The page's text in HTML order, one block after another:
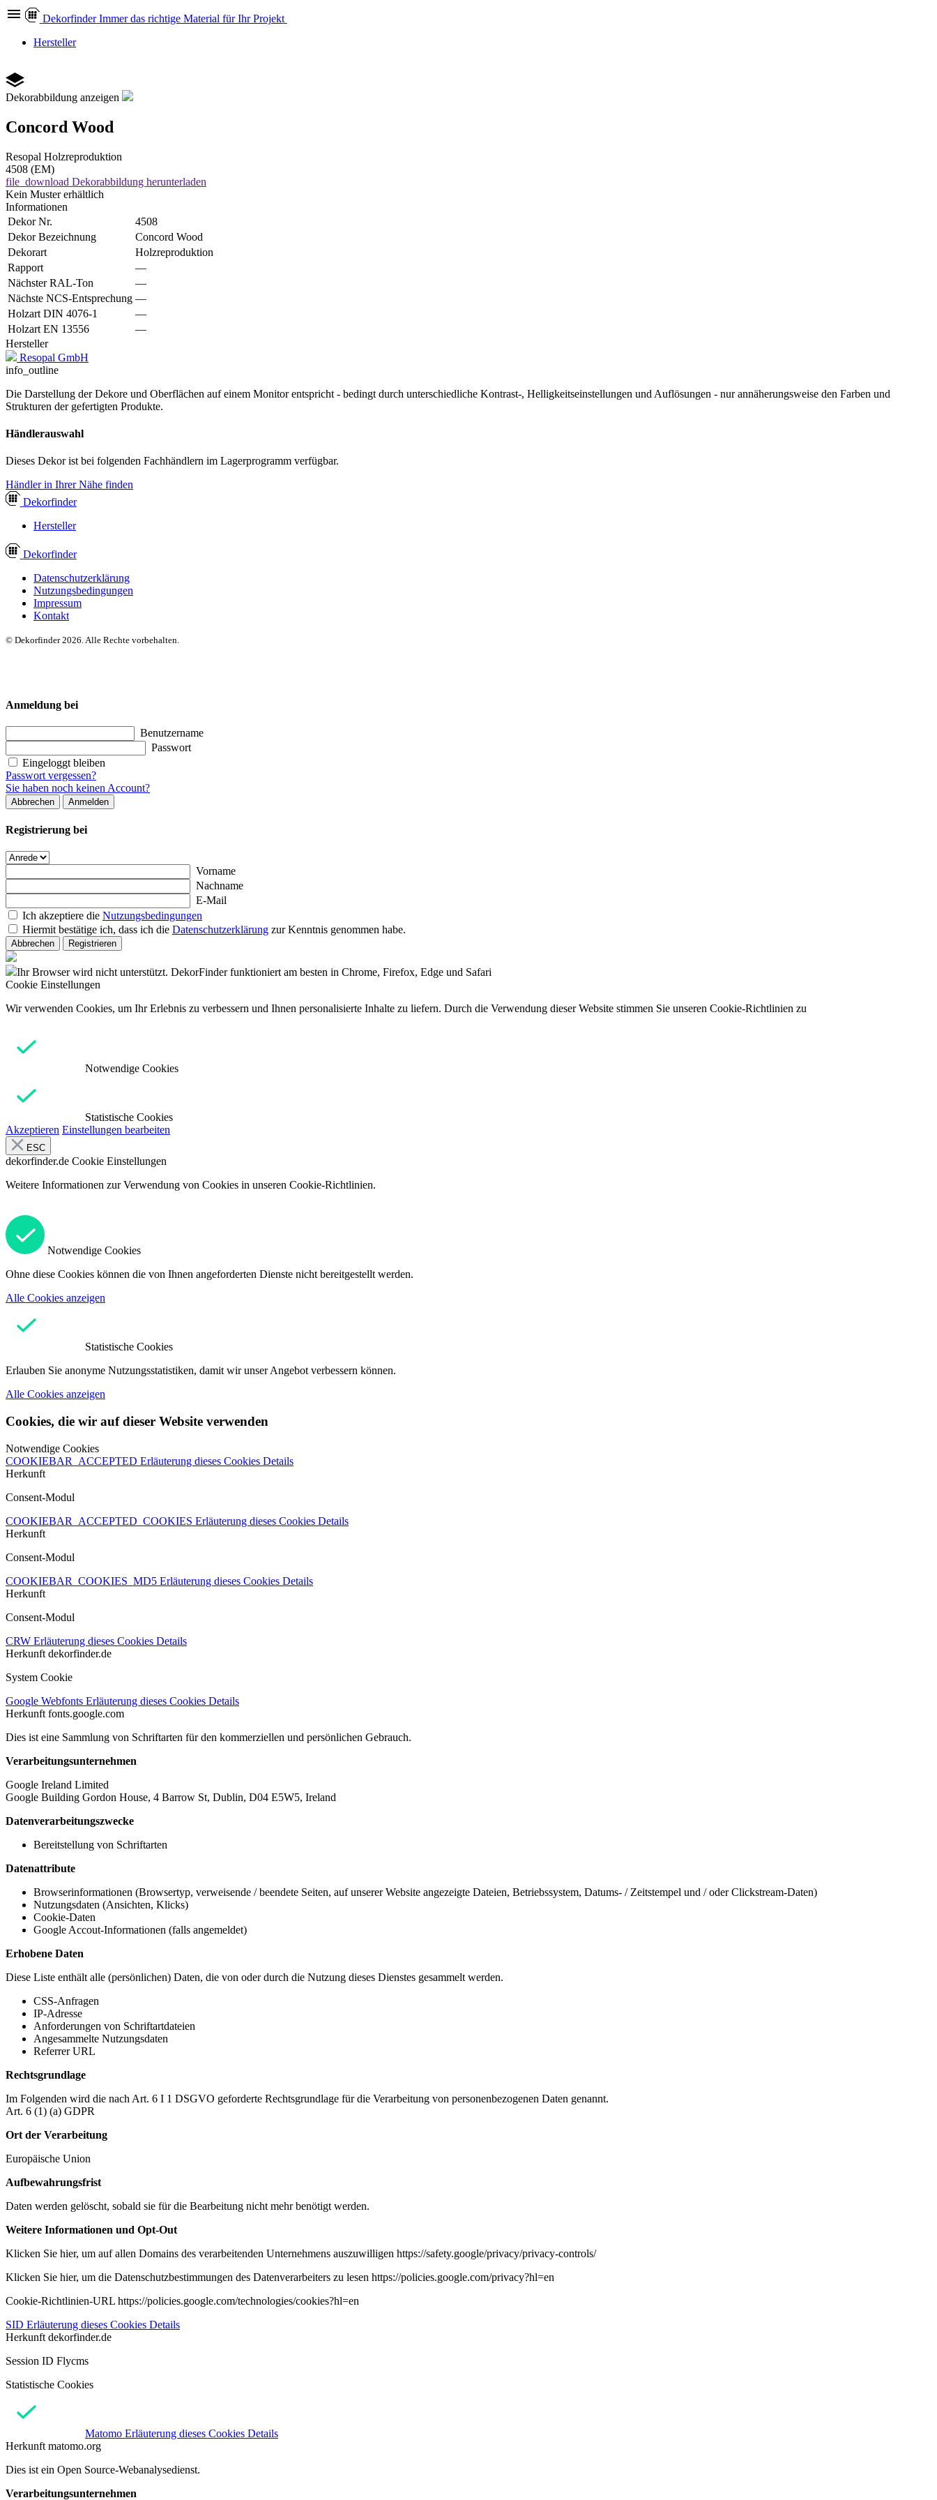
Dekorfinder Immer das richtige Material für Ihr Projekt
Hersteller
Dekorabbildung anzeigen
Concord Wood
Resopal Holzreproduktion
4508 (EM)
file_download Dekorabbildung herunterladen
Kein Muster erhältlich
Informationen
Dekor Nr.
4508
Dekor Bezeichnung
Concord Wood
Dekorart
Holzreproduktion
Rapport
—
Nächster RAL-Ton
—
Nächste NCS-Entsprechung —
Holzart DIN 4076-1
—
Holzart EN 13556
—
Hersteller
Resopal GmbH
info_outline
Die Darstellung der Dekore und Oberflächen auf einem Monitor entspricht - bedingt durch unterschiedliche Kontrast-, Helligkeitseinstellungen und Auflösungen - nur annäherungsweise den Farben und
Strukturen der gefertigten Produkte.
Händlerauswahl
Dieses Dekor ist bei folgenden Fachhändlern im Lagerprogramm verfügbar.
Händler in Ihrer Nähe finden
Dekorfinder
Hersteller
Dekorfinder
Datenschutzerklärung
Nutzungsbedingungen
Impressum
Kontakt
© Dekorfinder 2026. Alle Rechte vorbehalten.
Anmeldung bei
Benutzername
Passwort
Eingeloggt bleiben
Passwort vergessen?
Sie haben noch keinen Account?
Abbrechen Anmelden
Registrierung bei
Vorname
Nachname
E-Mail
Ich akzeptiere die Nutzungsbedingungen
Hiermit bestätige ich, dass ich die Datenschutzerklärung zur Kenntnis genommen habe.
Abbrechen Registrieren
Ihr Browser wird nicht unterstützt. DekorFinder funktioniert am besten in Chrome, Firefox, Edge und Safari
Cookie Einstellungen
Wir verwenden Cookies, um Ihr Erlebnis zu verbessern und Ihnen personalisierte Inhalte zu liefern. Durch die Verwendung dieser Website stimmen Sie unseren Cookie-Richtlinien zu
Notwendige Cookies
Statistische Cookies
Akzeptieren Einstellungen bearbeiten
ESC
dekorfinder.de Cookie Einstellungen
Weitere Informationen zur Verwendung von Cookies in unseren Cookie-Richtlinien.
Notwendige Cookies
Ohne diese Cookies können die von Ihnen angeforderten Dienste nicht bereitgestellt werden.
Alle Cookies anzeigen
Statistische Cookies
Erlauben Sie anonyme Nutzungsstatistiken, damit wir unser Angebot verbessern können.
Alle Cookies anzeigen
Cookies, die wir auf dieser Website verwenden
Notwendige Cookies
COOKIEBAR_ACCEPTED Erläuterung dieses Cookies Details
Herkunft
Consent-Modul
COOKIEBAR_ACCEPTED_COOKIES Erläuterung dieses Cookies Details
Herkunft
Consent-Modul
COOKIEBAR_COOKIES_MD5 Erläuterung dieses Cookies Details
Herkunft
Consent-Modul
CRW Erläuterung dieses Cookies Details
Herkunft dekorfinder.de
System Cookie
Google Webfonts Erläuterung dieses Cookies Details
Herkunft fonts.google.com
Dies ist eine Sammlung von Schriftarten für den kommerziellen und persönlichen Gebrauch.
Verarbeitungsunternehmen
Google Ireland Limited
Google Building Gordon House, 4 Barrow St, Dublin, D04 E5W5, Ireland
Datenverarbeitungszwecke
Bereitstellung von Schriftarten
Datenattribute
Browserinformationen (Browsertyp, verweisende / beendete Seiten, auf unserer Website angezeigte Dateien, Betriebssystem, Datums- / Zeitstempel und / oder Clickstream-Daten)
Nutzungsdaten (Ansichten, Klicks)
Cookie-Daten
Google Accout-Informationen (falls angemeldet)
Erhobene Daten
Diese Liste enthält alle (persönlichen) Daten, die von oder durch die Nutzung dieses Dienstes gesammelt werden.
CSS-Anfragen
IP-Adresse
Anforderungen von Schriftartdateien
Angesammelte Nutzungsdaten
Referrer URL
Rechtsgrundlage
Im Folgenden wird die nach Art. 6 I 1 DSGVO geforderte Rechtsgrundlage für die Verarbeitung von personenbezogenen Daten genannt.
Art. 6 (1) (a) GDPR
Ort der Verarbeitung
Europäische Union
Aufbewahrungsfrist
Daten werden gelöscht, sobald sie für die Bearbeitung nicht mehr benötigt werden.
Weitere Informationen und Opt-Out
Klicken Sie hier, um auf allen Domains des verarbeitenden Unternehmens auszuwilligen https://safety.google/privacy/privacy-controls/
Klicken Sie hier, um die Datenschutzbestimmungen des Datenverarbeiters zu lesen https://policies.google.com/privacy?hl=en
Cookie-Richtlinien-URL https://policies.google.com/technologies/cookies?hl=en
SID Erläuterung dieses Cookies Details
Herkunft dekorfinder.de
Session ID Flycms
Statistische Cookies
Matomo Erläuterung dieses Cookies Details
Herkunft matomo.org
Dies ist ein Open Source-Webanalysedienst.
Verarbeitungsunternehmen